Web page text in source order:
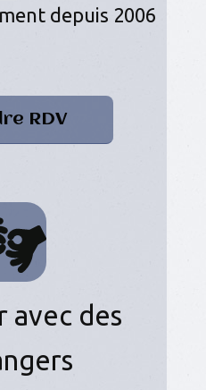
depuis 2006
RDV
avec des